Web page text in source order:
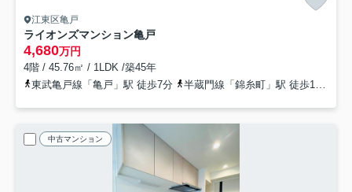
江東区亀戸
ライオンズマンション亀戸
4,680万円
4階 / 45.76㎡ / 1LDK /築45年
東武亀戸線「亀戸」駅 徒歩7分
半蔵門線「錦糸町」駅 徒歩12分
中古マンション